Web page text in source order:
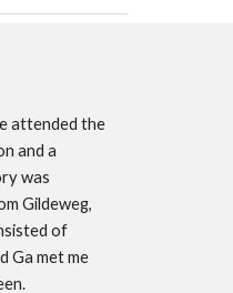
attended the
and a
was
Gildeweg,
of
Ga met me